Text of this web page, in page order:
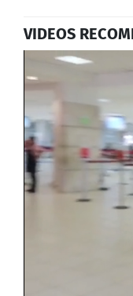
VIDEOS